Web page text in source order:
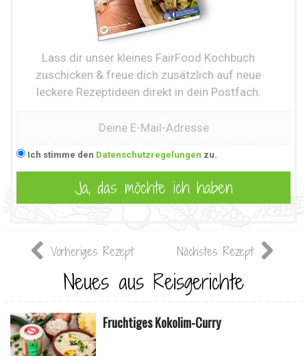
Lass dir unser kleines FairFood Kochbuch
zuschicken & freue dich zusätzlich auf neue
leckere Rezeptideen direkt in dein Postfach.
Ich stimme den Datenschutzregelungen zu.
Vorheriges Rezept Nächstes Rezept
Neues aus Reisgerichte
Fruchtiges Kokolim-Curry